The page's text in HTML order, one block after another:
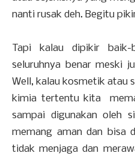
nanti rusak deh. Begitu
Tapi kalau dipikir
seluruhnya benar meski
Well, kalau kosmetik atau
kimia tertentu kita
sampai digunakan oleh
memang aman dan bisa
tidak menjaga dan